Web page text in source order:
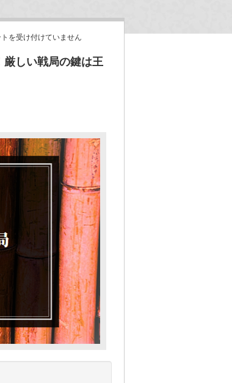
を受け付けていません
厳しい戦局の鍵は王